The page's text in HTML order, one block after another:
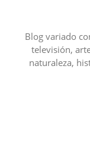
contenidoBlog variado
televisión,
naturaleza,